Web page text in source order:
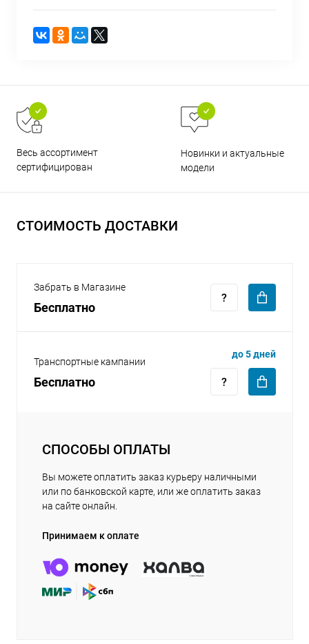
Весь ассортимент
сертифицирован
Новинки и актуальные
модели
СТОИМОСТЬ ДОСТАВКИ
Забрать в Магазине
Бесплатно
Транспортные кампании
Бесплатно
до 5 дней
СПОСОБЫ ОПЛАТЫ
Вы можете оплатить заказ курьеру наличными
или по банковской карте, или же оплатить заказ
на сайте онлайн.
Принимаем к оплате